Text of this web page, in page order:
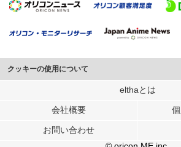
クッキーの使用について
このサイトでは Cookie を使用して、ユーザーに合
行っています。
メディアや広告配信、データ解析の各パートナーに
各パートナーは、この情報とユーザーが各パートナ
elthaとは
会社概要
お問い合わせ